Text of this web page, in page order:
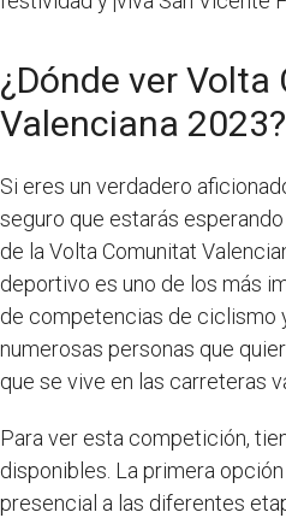
¿Dónde ver
Valenciana 2023?
Si eres un verdadero
seguro que estarás
de la Volta Comunitat
deportivo es uno de los más
de competencias de ciclismo
numerosas personas que
que se vive en las carreteras
Para ver esta competición,
disponibles. La primera
presencial a las diferentes